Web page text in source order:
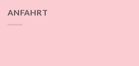
ANFAHRT